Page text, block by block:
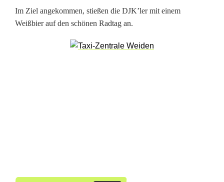
f
Im Ziel angekommen, stießen die DJK’ler mit einem
Weißbier auf den schönen Radtag an.